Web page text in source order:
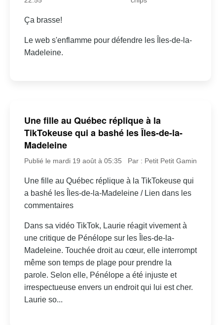
Ça brasse!
Le web s'enflamme pour défendre les Îles-de-la-
Madeleine.
Une fille au Québec réplique à la
TikTokeuse qui a bashé les Îles-de-la-
Madeleine
Publié le mardi 19 août à 05:35 Par : Petit Petit Gamin
Une fille au Québec réplique à la TikTokeuse qui
a bashé les Îles-de-la-Madeleine / Lien dans les
commentaires
Dans sa vidéo TikTok, Laurie réagit vivement à
une critique de Pénélope sur les Îles-de-la-
Madeleine. Touchée droit au cœur, elle interrompt
même son temps de plage pour prendre la
parole. Selon elle, Pénélope a été injuste et
irrespectueuse envers un endroit qui lui est cher.
Laurie so...